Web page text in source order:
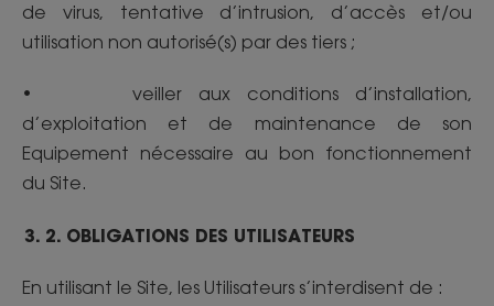
de virus, tentative d’intrusion, d’accès et/ou
utilisation non autorisé(s) par des tiers ;
• veiller aux conditions d’installation,
d’exploitation et de maintenance de son
Equipement nécessaire au bon fonctionnement
du Site.
3. 2. OBLIGATIONS DES UTILISATEURS
En utilisant le Site, les Utilisateurs s’interdisent de :